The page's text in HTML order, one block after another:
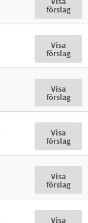
förslag
Visa
förslag
Visa
förslag
Visa
förslag
Visa
förslag
Visa